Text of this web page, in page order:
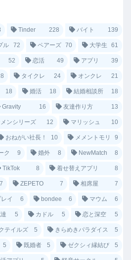
Tinder 228 バイト 139
ル 72 ペアーズ 70 大学生 61
52 恋活 49 アプリ 39
タイクレ 24 オンクレ 21
18 婚活 18 結婚相談所 18
Gravity 16 友達作り方 13
ンシリーズ 12 マリッシュ 10
おねがい社長！ 10 メメントモリ 9
ク 9 婚外 8 NewMatch 8
TikTok 8 着せ替えアプリ 8
7 ZEPETO 7 相席屋 7
イ 6 bondee 6 マウム 6
5 カドル 5 恋と深空 5
テイルズ 5 きらめきパラダイス 5
5 既婚者 5 ゼクシィ縁結び 5